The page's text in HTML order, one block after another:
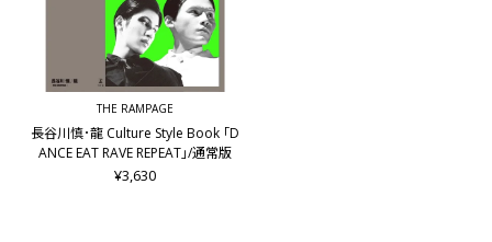
■同梱可能商品
・一人分の夜を生き直す/岩谷翔吾
・【撮影会抽選付】一人分の夜を生き直す/岩谷翔吾
四六版／上製／160ページ予定
※仕様は予告なく変更になる場合があります。
THE RAMPAGE
長谷川慎･龍 Culture Style Book ｢D
ANCE EAT RAVE REPEAT｣/通常版
¥3,630